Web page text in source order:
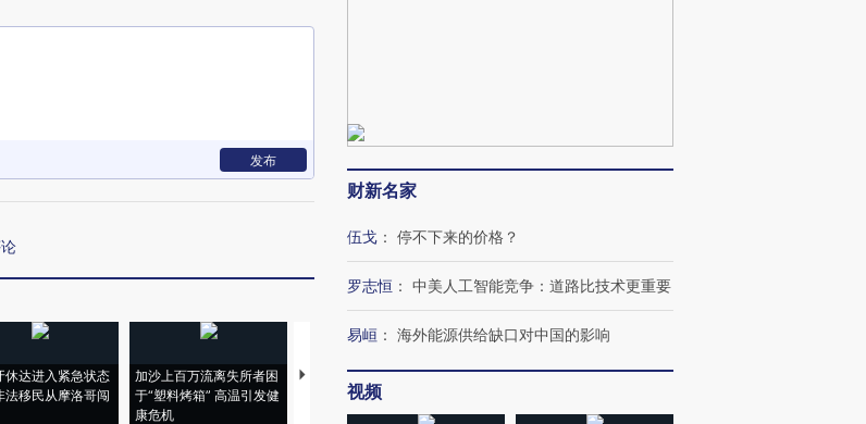
发布
休达进入紧急状态
法移民从摩洛哥闯
加沙上百万流离失所者困
于“塑料烤箱” 高温引发健
康危机
马航飞行员跨国走私7万
粒摇头丸 尿检体内含3种
视线｜HYROX的吸金
心“花钱找虐”？
要防空导弹“救急”
财新名家
伍戈 ： 停不下来的价格？
罗志恒 ： 中美人工智能竞争：道路比技术更重要
易峘 ： 海外能源供给缺口对中国的影响
视频